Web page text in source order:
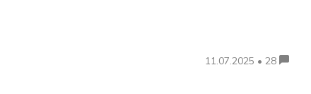
11.07.2025 • 28